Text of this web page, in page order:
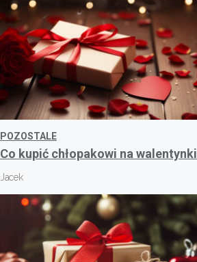
POZOSTALE
Co kupić chłopakowi na walentynki
Jacek